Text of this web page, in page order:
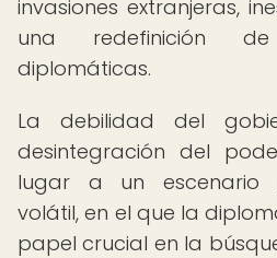
invasiones extranjeras,
una redefinición
diplomáticas.
La debilidad del
desintegración del
lugar a un escenario
volátil, en el que la
papel crucial en la